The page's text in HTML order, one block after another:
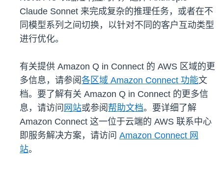
Claude Sonnet 来完成复杂的推理任务，或者在不
同模型系列之间切换，以针对不同的客户互动类型
进行优化。
有关提供 Amazon Q in Connect 的 AWS 区域的更
多信息，请参阅 各区域 Amazon Connect 功能文
档。要了解有关 Amazon Q in Connect 的更多信
息，请访问 网站或参阅 帮助文档。要详细了解
Amazon Connect 这一位于云端的 AWS 联系中心
即服务解决方案，请访问 Amazon Connect 网
站。